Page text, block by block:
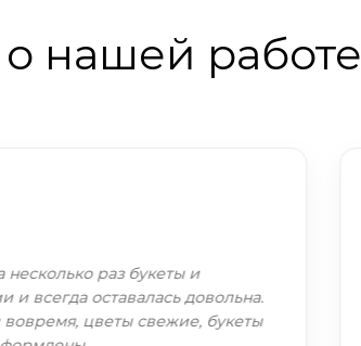
нашей работе
несколько раз букеты и
и всегда оставалась довольна.
вовремя, цветы свежие, букеты